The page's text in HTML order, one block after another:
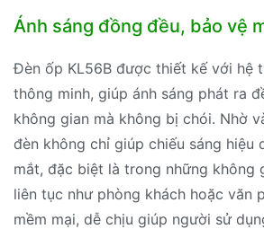
Ánh sáng đồng đều, bảo vệ
Đèn ốp KL56B được thiết kế với hệ
thông minh, giúp ánh sáng phát ra
không gian mà không bị chói. Nhờ
đèn không chỉ giúp chiếu sáng hiệu
mắt, đặc biệt là trong những không
liên tục như phòng khách hoặc văn
mềm mại, dễ chịu giúp người sử